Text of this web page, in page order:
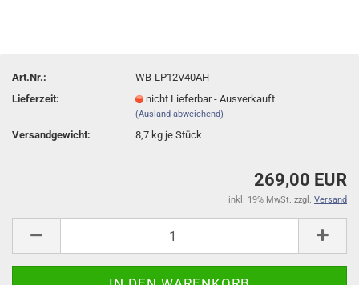
Art.Nr.:
WB-LP12V40AH
Lieferzeit:
nicht Lieferbar - Ausverkauft
(Ausland abweichend)
Versandgewicht: 8,7 kg je Stück
269,00 EUR
inkl. 19% MwSt. zzgl. Versand